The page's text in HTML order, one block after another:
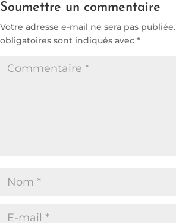
Soumettre un commentaire
Votre adresse e-mail ne sera pas publiée.
obligatoires sont indiqués avec *